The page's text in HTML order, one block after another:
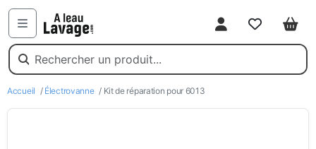
Menu
Mon compte
Favoris
Accueil / Électrovanne / Kit de réparation pour 6013